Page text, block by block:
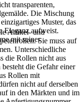
Artikel- und
Sie muss auf
Unterschiedliche
die Rollen nicht aus
die Gefahr einer
Rollen mit
nicht auf derselben
in den Märkten und im
transparenten,
Die Mischung
Muster, das
Eleganz aufweist.
mit seiner